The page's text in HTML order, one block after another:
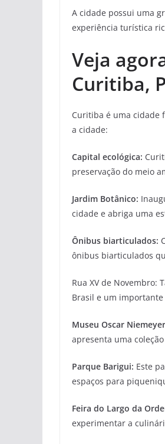
A cidade possui uma
experiência turística
Veja
Curitiba,
Curitiba é uma cidade
a cidade:
Capital ecológica:
preservação do meio
Jardim Botânico:
cidade e abriga uma
Ônibus biarticulados:
ônibus biarticulados
Rua XV de Novembro:
Brasil e um
Museu Oscar
apresenta uma
Parque Barigui: Este
espaços para
Feira do Largo da
experimentar a